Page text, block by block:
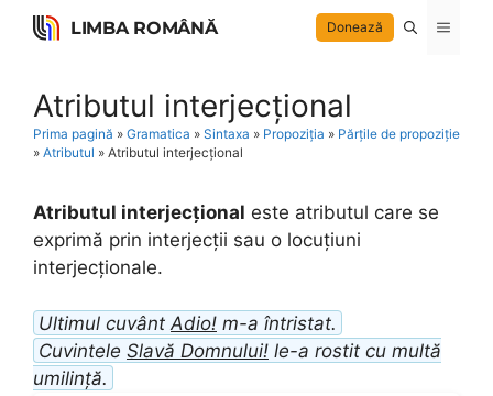
Skip
LIMBA ROMÂNĂ Donează Menu
Atributul interjecțional
Prima pagină » Gramatica » Sintaxa » Propoziția » Părțile de propoziție
» Atributul » Atributul interjecțional
Atributul interjecțional este atributul care se
exprimă prin interjecții sau o locuțiuni
interjecționale.
Ultimul cuvânt Adio! m-a întristat.
Cuvintele Slavă Domnului! le-a rostit cu multă
umilință.